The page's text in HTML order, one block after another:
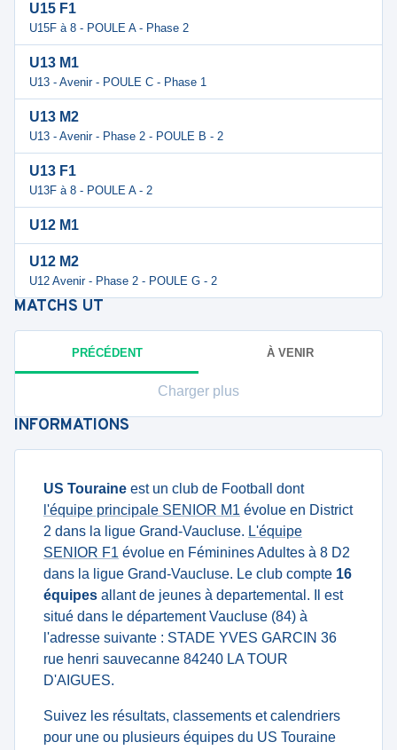
U15 F1
U15F à 8 - POULE A - Phase 2
U13 M1
U13 - Avenir - POULE C - Phase 1
U13 M2
U13 - Avenir - Phase 2 - POULE B - 2
U13 F1
U13F à 8 - POULE A - 2
U12 M1
U12 M2
U12 Avenir - Phase 2 - POULE G - 2
MATCHS UT
PRÉCÉDENT À VENIR
Charger plus
INFORMATIONS
US Touraine est un club de Football dont
l'équipe principale SENIOR M1 évolue en District
2 dans la ligue Grand-Vaucluse. L'équipe
SENIOR F1 évolue en Féminines Adultes à 8 D2
dans la ligue Grand-Vaucluse. Le club compte 16
équipes allant de jeunes à departemental. Il est
situé dans le département Vaucluse (84) à
l'adresse suivante : STADE YVES GARCIN 36
rue henri sauvecanne 84240 LA TOUR
D'AIGUES.
Suivez les résultats, classements et calendriers
pour une ou plusieurs équipes du US Touraine